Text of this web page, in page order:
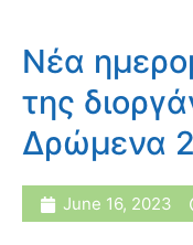
Νέα
της
Δρώμενα
June 16, 2023